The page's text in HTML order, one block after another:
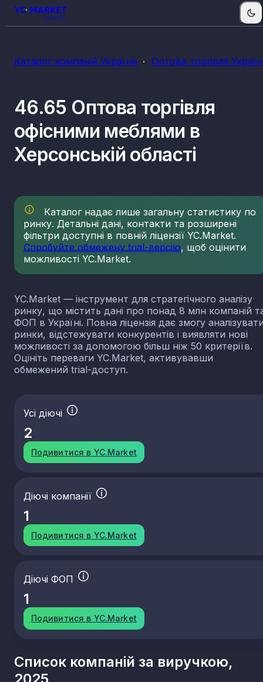
Каталог компаній України Оптова торгівля
46.65 Оптова торгівля
офісними меблями в
Херсонській області
Каталог надає лише загальну статистику по
ринку. Детальні дані, контакти та розширені
фільтри доступні в повній ліцензії YC.Market.
Спробуйте обмежену trial-версію, щоб оцінити
можливості YC.Market.
YC.Market — інструмент для стратегічного аналізу
ринку, що містить дані про понад 8 млн компаній
ФОП в Україні. Повна ліцензія дає змогу
ринки, відстежувати конкурентів і виявляти нові
можливості за допомогою більш ніж 50 критеріїв.
Оцініть переваги YC.Market, активувавши
обмежений trial-доступ.
Усі діючі
2
Подивитися в YC.Market
Діючі компанії
1
Подивитися в YC.Market
Діючі ФОП
1
Подивитися в YC.Market
Список компаній за виручкою,
2025